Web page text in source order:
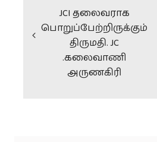
JCI தலைவராக
பொறுப்பேற்றிருக்கும்
திருமதி. JC
.கலைவாணி
அருணகிரி